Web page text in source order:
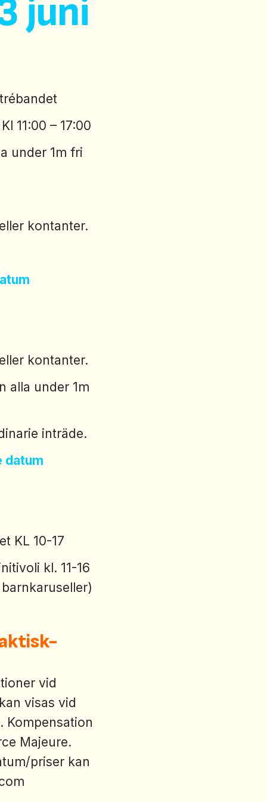
juni
11:00 – 17:00
under 1m fri
kontanter.
kontanter.
alla under 1m
inträde.
datum
KL 10-17
kl. 11-16
vid
visas vid
Kompensation
Majeure.
priser kan